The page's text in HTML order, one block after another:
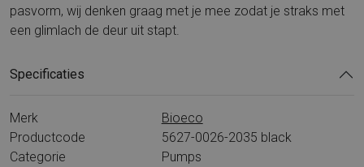
pasvorm, wij denken graag met je mee zodat je straks met
een glimlach de deur uit stapt.
Specificaties
Merk
Bioeco
Productcode
5627-0026-2035 black
Categorie
Pumps